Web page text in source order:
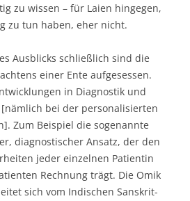
zu wissen – für Laien hingegen,
zu tun haben, eher nicht.
Ausblicks schließlich sind die
einer Ente aufgesessen.
in Diagnostik und
bei der personalisierten
Zum Beispiel die sogenannte
diagnostischer Ansatz, der den
jeder einzelnen Patientin
Rechnung trägt. Die Omik
sich vom Indischen Sanskrit-